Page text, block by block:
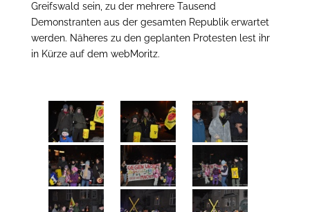
Greifswald sein, zu der mehrere Tausend
Demonstranten aus der gesamten Republik erwartet
werden. Näheres zu den geplanten Protesten lest ihr
in Kürze auf dem webMoritz.